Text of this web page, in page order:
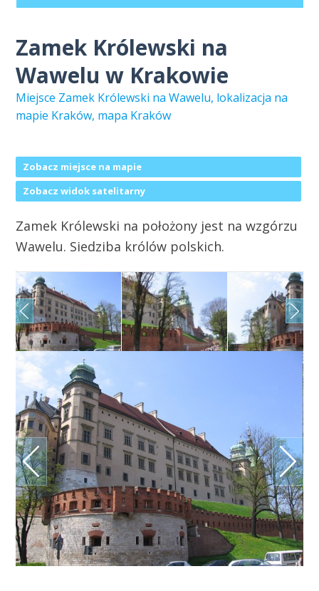
Zamek Królewski na
Wawelu w Krakowie
Miejsce Zamek Królewski na Wawelu, lokalizacja na
mapie Kraków, mapa Kraków
Zobacz miejsce na mapie
Zobacz widok satelitarny
Zamek Królewski na położony jest na wzgórzu
Wawelu. Siedziba królów polskich.